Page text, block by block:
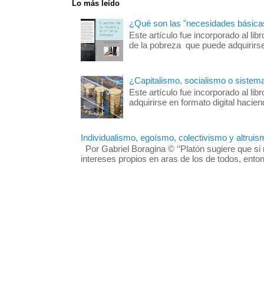
Lo más leído
¿Qué son las "necesidades
Este artículo fue incorporado al
de la pobreza que puede
¿Capitalismo, socialismo o
Este artículo fue incorporado al
adquirirse en formato digital
Individualismo, egoísmo, colectivismo y
Por Gabriel Boragina © ‘’Platón sugiere que
intereses propios en aras de los de todos,